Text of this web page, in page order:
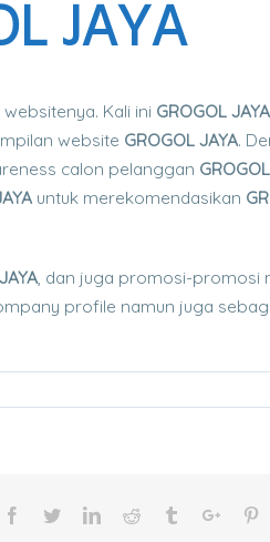
JAYA
Kali ini GROGOL JAYA
website GROGOL JAYA.
calon pelanggan
untuk merekomendasikan
, dan juga promosi-promosi
profile namun juga
Facebook
TwitterLinkedinReddit Tumblr